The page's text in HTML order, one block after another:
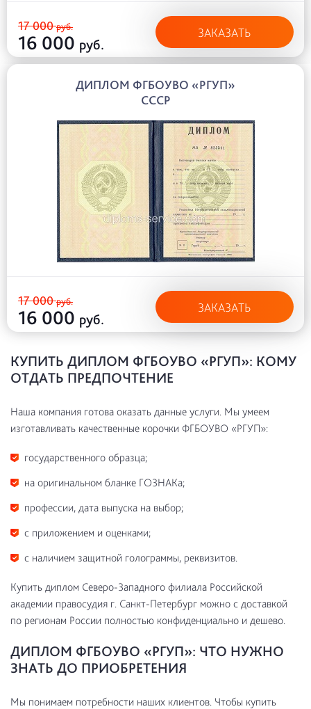
17 000руб.
16 000 руб.
ЗАКАЗАТЬ
ДИПЛОМ ФГБОУВО «РГУП»
СССР
17 000руб.
16 000 руб.
ЗАКАЗАТЬ
КУПИТЬ ДИПЛОМ ФГБОУВО «РГУП»: КОМУ
ОТДАТЬ ПРЕДПОЧТЕНИЕ
Наша компания готова оказать данные услуги. Мы умеем
изготавливать качественные корочки ФГБОУВО «РГУП»:
государственного образца;
на оригинальном бланке ГОЗНАКа;
профессии, дата выпуска на выбор;
с приложением и оценками;
с наличием защитной голограммы, реквизитов.
Купить диплом Северо-Западного филиала Российской
академии правосудия г. Санкт-Петербург можно с доставкой
по регионам России полностью конфиденциально и дешево.
ДИПЛОМ ФГБОУВО «РГУП»: ЧТО НУЖНО
ЗНАТЬ ДО ПРИОБРЕТЕНИЯ
Мы понимаем потребности наших клиентов. Чтобы купить